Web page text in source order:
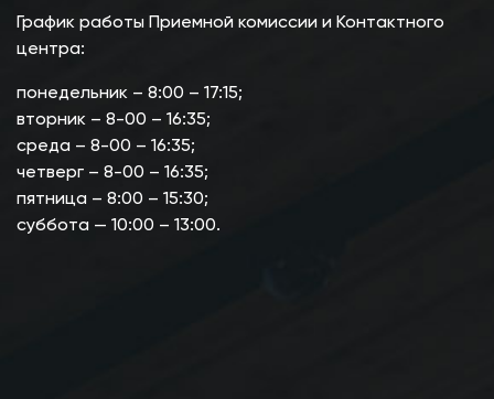
График работы Приемной комиссии и Контактного
центра:
понедельник – 8:00 – 17:15;
вторник – 8-00 – 16:35;
среда – 8-00 – 16:35;
четверг – 8-00 – 16:35;
пятница – 8:00 – 15:30;
суббота — 10:00 – 13:00.